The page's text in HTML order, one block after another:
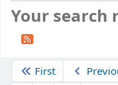
Your search
First